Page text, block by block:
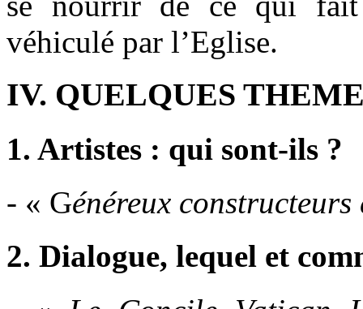
véhiculé par l’Eglise.
IV. QUELQUES
1. Artistes : qui sont-ils ?
- « Généreux constructeurs
2. Dialogue, lequel et